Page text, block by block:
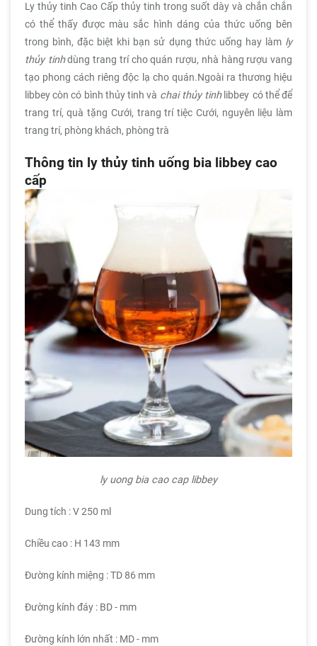
Ly thủy tinh Cao Cấp thủy tinh trong suốt dày và chắn chắn
có thể thấy được màu sắc hình dáng của thức uống bên
trong bình, đặc biệt khi bạn sử dụng thức uống hay làm ly
thủy tinhdùng trang trí cho quán rượu, nhà hàng rượu vang
tạo phong cách riêng độc lạ cho quán.Ngoài ra thương hiệu
libbey còn có bình thủy tinh và chai thủy tinhlibbey có thể để
trang trí, quà tặng Cưới, trang trí tiệc Cưới, nguyên liệu làm
trang trí, phòng khách, phòng trà
Thông tin ly thủy tinh uống bia libbey cao
cấp
ly uong bia cao cap libbey
Dung tích : V 250 ml
Chiều cao : H 143 mm
Đường kính miệng : TD 86 mm
Đường kính đáy : BD - mm
Đường kính lớn nhất : MD - mm